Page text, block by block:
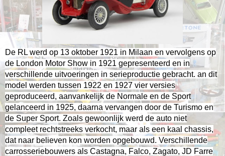
De RL werd op 13 oktober 1921 in Milaan en vervolgens op
de London Motor Show in 1921 gepresenteerd en in
verschillende uitvoeringen in serieproductie gebracht. an dit
model werden tussen 1922 en 1927 vier versies
geproduceerd, aanvankelijk de Normale en de Sport
gelanceerd in 1925, daarna vervangen door de Turismo en
de Super Sport. Zoals gewoonlijk werd de auto niet
compleet rechtstreeks verkocht, maar als een kaal chassis,
dat naar believen kon worden opgebouwd. Verschillende
carrosseriebouwers als Castagna, Falco, Zagato, JD Farre